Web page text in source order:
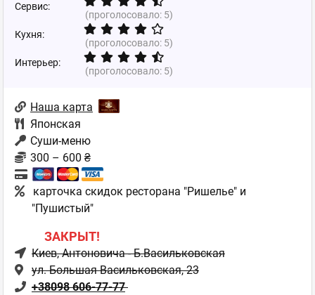
Сервис:
(проголосовало: 5)
Кухня:
(проголосовало: 5)
Интерьер:
(проголосовало: 5)
Наша карта
Японская
Суши-меню
300 – 600 ₴
карточка скидок ресторана "Ришелье" и
"Пушистый"
ЗАКРЫТ!
Киев, Антоновича - Б.Васильковская
ул. Большая Васильковская, 23
+38098 606-77-77